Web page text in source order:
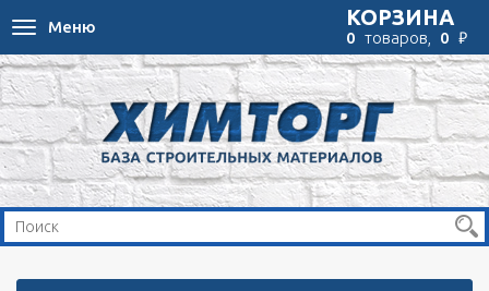
Toggle
navigation
Меню КОРЗИНА
0 товаров, 0 ₽